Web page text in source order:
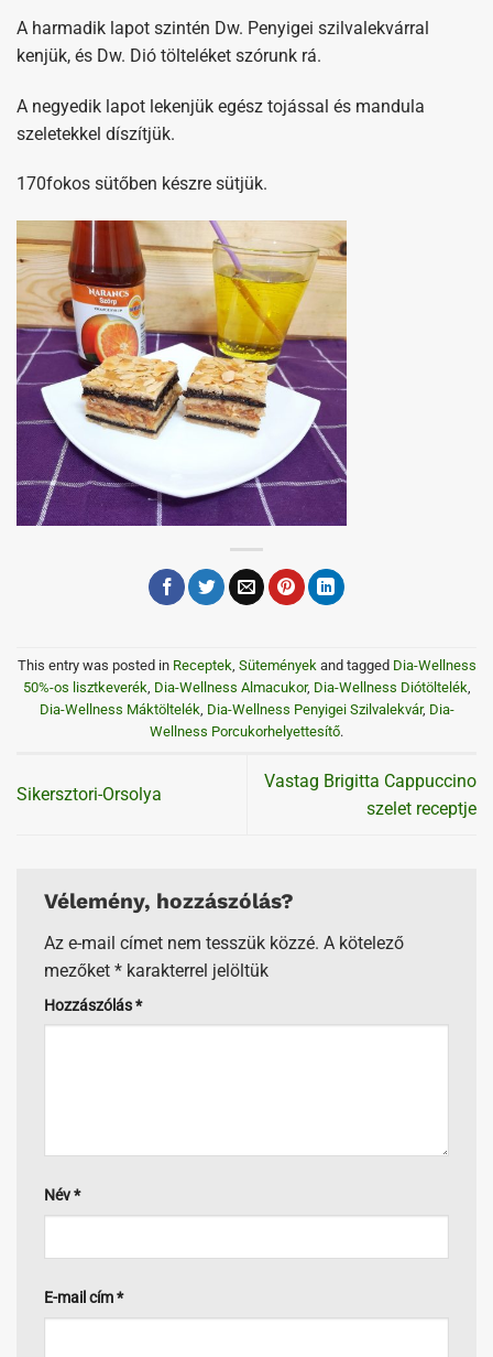
A harmadik lapot szintén Dw. Penyigei szilvalekvárral
kenjük, és Dw. Dió tölteléket szórunk rá.
A negyedik lapot lekenjük egész tojással és mandula
szeletekkel díszítjük.
170fokos sütőben készre sütjük.
This entry was posted in Receptek Sütemények and tagged Dia-Wellness
50%-os lisztkeverék Dia-Wellness Almacukor, Dia-Wellness Diótöltelék
Dia-Wellness Máktöltelék Dia-Wellness Penyigei Szilvalekvár, Dia-
Wellness Porcukorhelyettesítő.
Sikersztori-Orsolya
Vastag Brigitta Cappuccino
szelet receptje
Vélemény, hozzászólás?
Az e-mail címet nem tesszük közzé. A kötelező
mezőket * karakterrel jelöltük
Hozzászólás*
Név*
E-mail cím*